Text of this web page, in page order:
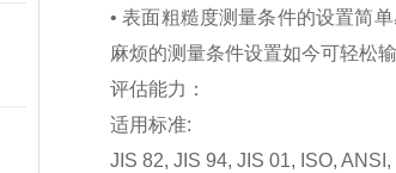
• 表面粗糙度测量条件的设置简
麻烦的测量条件设置如今可轻松
评估能力：
适用标准:
JIS 82, JIS 94, JIS 01, ISO, ANSI,